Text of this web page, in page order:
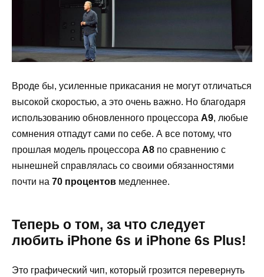
Вроде бы, усиленные прикасания не могут отличаться
высокой скоростью, а это очень важно. Но благодаря
использованию обновленного процессора A9, любые
сомнения отпадут сами по себе. А все потому, что
прошлая модель процессора A8 по сравнению с
нынешней справлялась со своими обязанностями
почти на 70 процентов медленнее.
Теперь о том, за что следует
любить iPhone 6s и iPhone 6s Plus!
Это графический чип, который грозится перевернуть